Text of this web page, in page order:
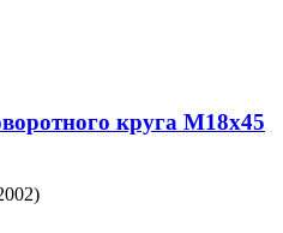
круга М18х45